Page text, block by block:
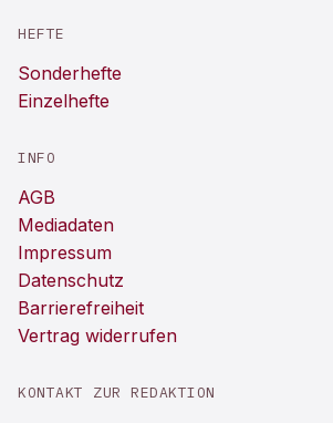
HEFTE
Sonderhefte
Einzelhefte
INFO
AGB
Mediadaten
Impressum
Datenschutz
Barrierefreiheit
Vertrag widerrufen
KONTAKT ZUR REDAKTION